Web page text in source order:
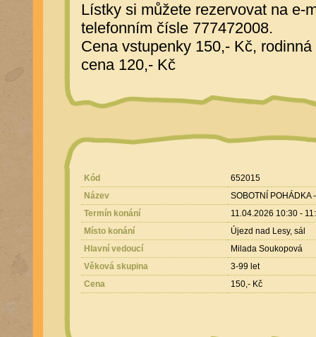
Lístky si můžete rezervovat na e-
telefonním čísle 777472008.
Cena vstupenky 150,- Kč,
cena 120,- Kč
Kód
652015
Název
SOBOTNÍ POHÁDKA
Termín konání
11.04.2026 10:30 -
Místo konání
Újezd nad Lesy, sál
Hlavní vedoucí
Milada Soukopová
Věková skupina
3-99 let
Cena
150,- Kč